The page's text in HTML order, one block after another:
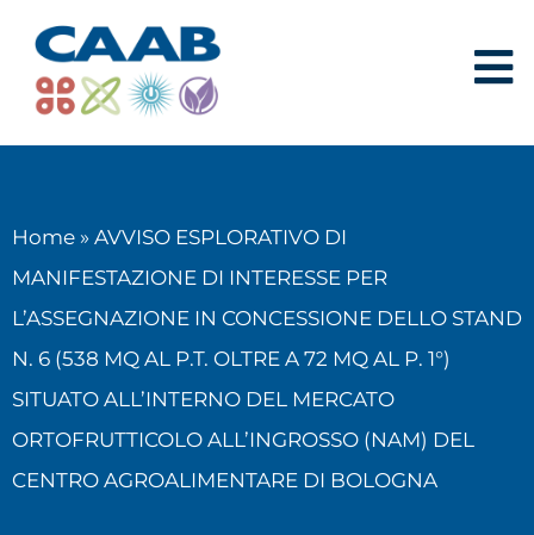
Home » AVVISO ESPLORATIVO DI
MANIFESTAZIONE DI INTERESSE PER
L’ASSEGNAZIONE IN CONCESSIONE DELLO STAND
N. 6 (538 MQ AL P.T. OLTRE A 72 MQ AL P. 1°)
SITUATO ALL’INTERNO DEL MERCATO
ORTOFRUTTICOLO ALL’INGROSSO (NAM) DEL
CENTRO AGROALIMENTARE DI BOLOGNA